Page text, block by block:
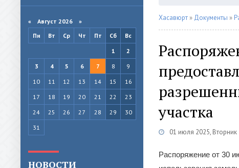
« Август 2026 »
Пн
Вт Ср Чт Пт Сб
Вс
1
2
3
4 5 6 7 8
9
10
11 12 13 14 15
16
17
18 19 20 21 22
23
24
25 26 27 28 29
30
31
НОВОСТИ
ГОРОДСКАЯ СРЕДА
Хасавюрт » Документы »
участка
01 июля 2025, Вторник
Распоряжение от 30